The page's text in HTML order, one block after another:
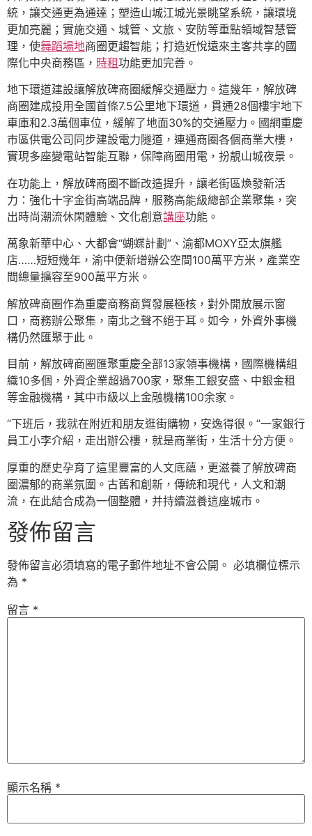
統，讓交通更為通達；塑造山城江城光景眺望系統，讓環境
更加亮麗；實施交通、城管、文旅、安防等重點領域智慧管
理，使舞蹈場地商圈更趨智能；打造近悅遠來主客共享的國
際化中央商務區， 時租功能更加完善。
地下環道建設讓解放碑商圈緩解交通壓力。這幾年，解放碑
商圈建成投用全國首條7.5公里地下環道，貫通28個樓宇地下
車庫和2.3萬個車位，緩解了地面30%的交通壓力。國網重慶
市區供電公司同步建設電力隧道，連通商圈各個商業大樓，
實現多座變電站智能互聯，保障商圈用電，扮靚山城夜景。
在功能上，解放碑商圈不斷改造提升，讓老街區煥發新活
力：強化十字金街高端品牌，服務高能級總部企業聚集，突
出時尚潮流休閑體驗、文化創意講座功能。
萬象新華中心、大都會“蝴蝶計劃”、渝都MOXY亞太旗艦
店……短短幾年，渝中便新增辦公空間100萬平方米，產業空
間總量擴容至900萬平方米。
解放碑商圈作為重慶商務商貿發展極核，對外開放展示窗
口，商務辦公聚集，南北之聲不絕于耳。如今，外資外事機
構仍然匯聚于此。
目前，解放碑商圈匯聚重慶全部13家領事機構，國際機構組
織10多個，外資企業超過700家，聚集工銀安盛、中銀金租
等金融機構，其中市級以上金融機構100余家。
“下班后，我就在附近和朋友逛街購物，安逸得很。”一家銀行
員工小李介紹，走出辦公樓，就是商業街，生活十分方便。
厚重的歷史孕育了這里豐富的人文底蘊，更滋養了解放碑商
圈濃郁的商業氛圍。古舊和創新，傳統和現代，人文和潮
流，在此結合成為一個整體，并持續滋養這座城市。
發佈留言
發佈留言必須填寫的電子郵件地址不會公開。 必填欄位標示
為 *
留言 *
顯示名稱 *